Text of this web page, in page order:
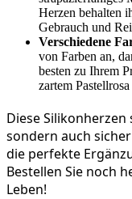
Herzen behalten
Gebrauch und
Verschiedene
von Farben an,
besten zu Ihrem
zartem
Diese
sondern auch
die perfekte
Bestellen Sie noch
Leben!